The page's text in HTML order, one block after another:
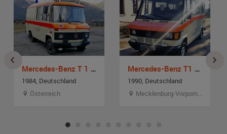
Mercedes-Benz T 1 410
1984, Deutschland
Österreich
Mercedes-Benz T1 210
1990, Deutschland
Mecklenburg-Vorpommern